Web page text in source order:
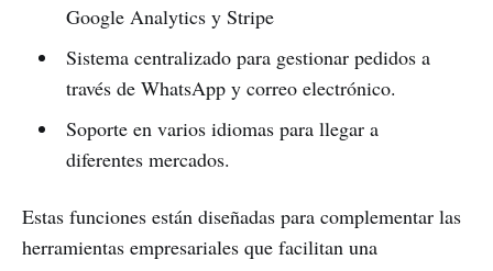
Google Analytics y Stripe
Sistema centralizado para gestionar pedidos a
través de WhatsApp y correo electrónico.
Soporte en varios idiomas para llegar a
diferentes mercados.
Estas funciones están diseñadas para complementar las
herramientas empresariales que facilitan una